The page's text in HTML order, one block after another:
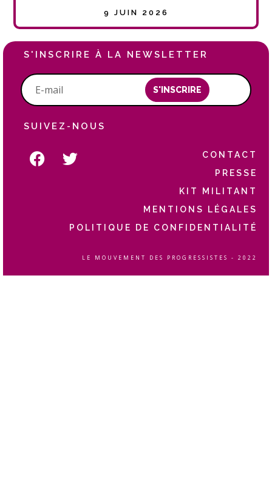
9 JUIN 2026
S'INSCRIRE À LA NEWSLETTER
S'INSCRIRE
SUIVEZ-NOUS
CONTACT
PRESSE
KIT MILITANT
MENTIONS LÉGALES
POLITIQUE DE CONFIDENTIALITÉ
LE MOUVEMENT DES PROGRESSISTES - 2022